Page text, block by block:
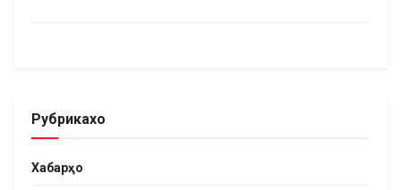
Рубрикахо
Хабарҳо